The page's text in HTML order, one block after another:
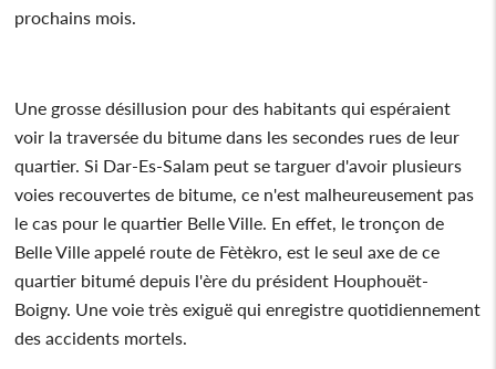
prochains mois.
Une grosse désillusion pour des habitants qui espéraient
voir la traversée du bitume dans les secondes rues de leur
quartier. Si Dar-Es-Salam peut se targuer d'avoir plusieurs
voies recouvertes de bitume, ce n'est malheureusement pas
le cas pour le quartier Belle Ville. En effet, le tronçon de
Belle Ville appelé route de Fètèkro, est le seul axe de ce
quartier bitumé depuis l'ère du président Houphouët-
Boigny. Une voie très exiguë qui enregistre quotidiennement
des accidents mortels.